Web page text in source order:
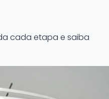
cada etapa e saiba